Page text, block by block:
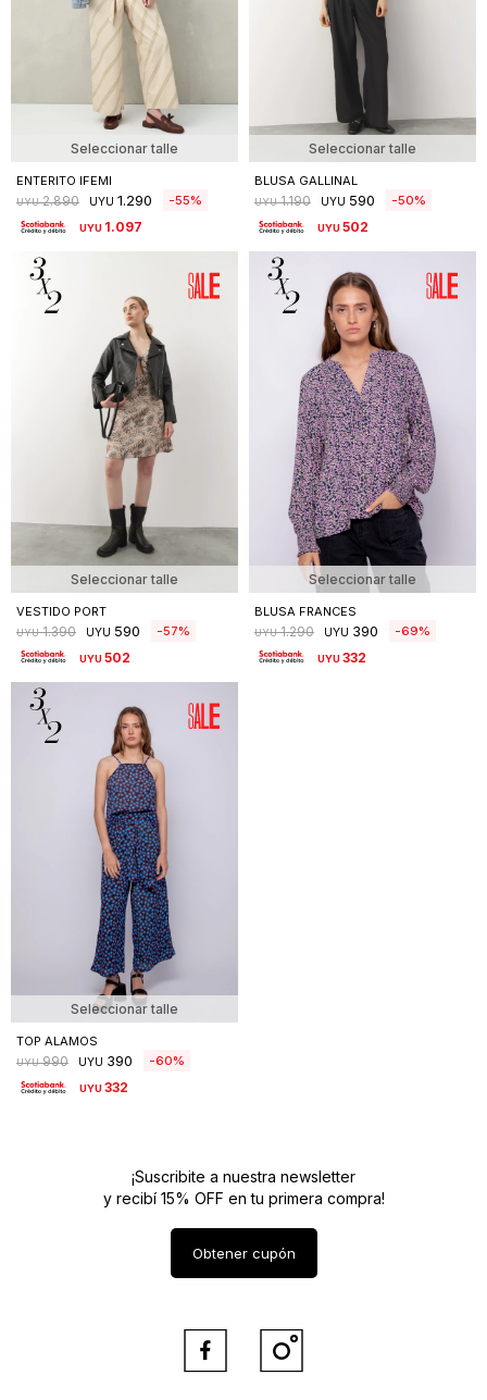
Seleccionar talle
ENTERITO IFEMI
UYU 2.890 UYU 1.290 55
UYU 1.097
Seleccionar talle
BLUSA GALLINAL
UYU 1.190 UYU 590 50
UYU502
Seleccionar talle
VESTIDO PORT
UYU 1.390 UYU 590 57
UYU502
Seleccionar talle
BLUSA FRANCES
UYU 1.290 UYU 390 69
UYU332
Seleccionar talle
TOP ALAMOS
UYU 990 UYU 390 60
UYU332
¡Suscribite a nuestra newsletter
y recibí 15% OFF en tu primera compra!
Obtener cupón
 